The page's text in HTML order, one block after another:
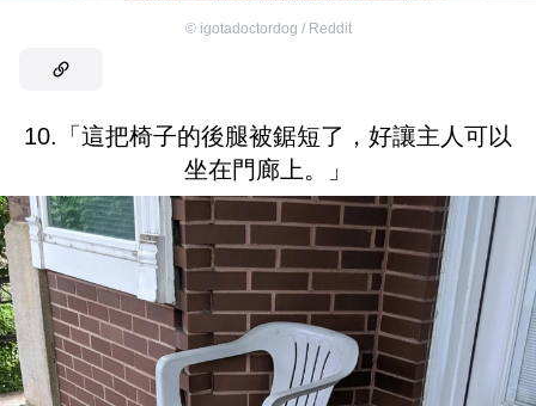
© igotadoctordog / Reddit
10.「這把椅子的後腿被鋸短了，好讓主人可以
坐在門廊上。」